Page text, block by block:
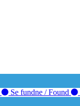
Se fundne / Found